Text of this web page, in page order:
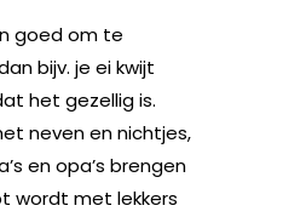
goed om te
bijv. je ei kwijt
het gezellig is.
neven en nichtjes,
en opa’s brengen
wordt met lekkers